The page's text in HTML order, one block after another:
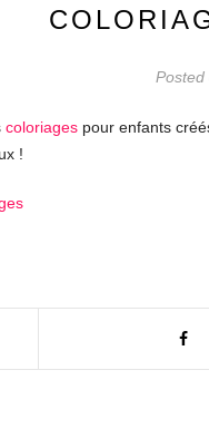
Posted
coloriages pour enfants
!